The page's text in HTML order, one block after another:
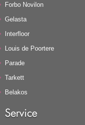
Forbo Novilon
Gelasta
Interfloor
Louis de Poortere
Parade
Tarkett
Belakos
Service